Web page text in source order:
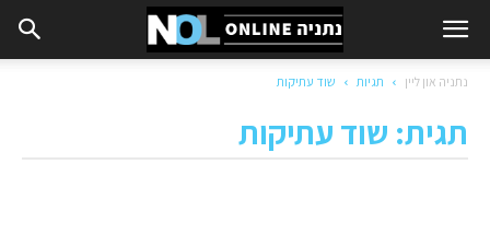
נתניה און ליין תגיות שוד עתיקות
תגית: שוד עתיקות